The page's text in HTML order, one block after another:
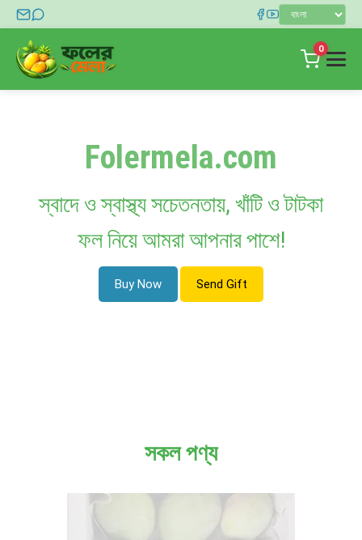
0
যোগাযোগ
Folermela.com
স্বাদে ও স্বাস্থ্য সচেতনতায়, খাঁটি ও টাটকা
ফল নিয়ে আমরা আপনার পাশে!
Buy Now Send Gift
সকল পণ্য